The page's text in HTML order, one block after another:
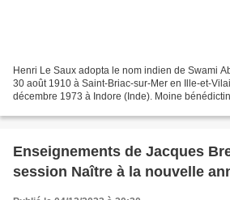
Henri Le Saux adopta le nom indien de Swami
30 août 1910 à Saint-Briac-sur-Mer en Ille-et-
décembre 1973 à Indore (Inde). Moine
Enseignements de Jacques
session Naître à la nouvelle